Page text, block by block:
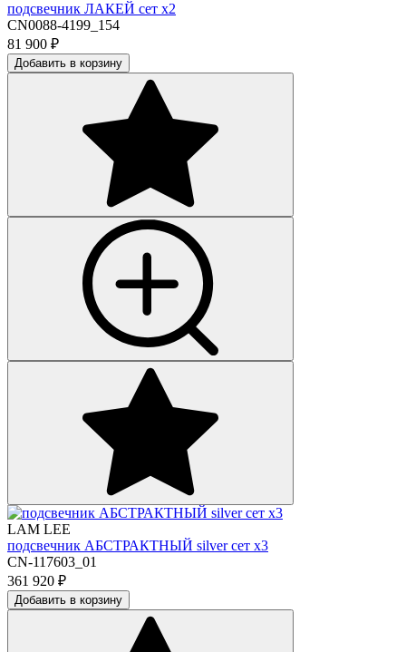
подсвечник ЛАКЕЙ сет х2
CN0088-4199_154
81 900 ₽
Добавить в корзину
LAM LEE
подсвечник АБСТРАКТНЫЙ silver сет х3
CN-117603_01
361 920 ₽
Добавить в корзину